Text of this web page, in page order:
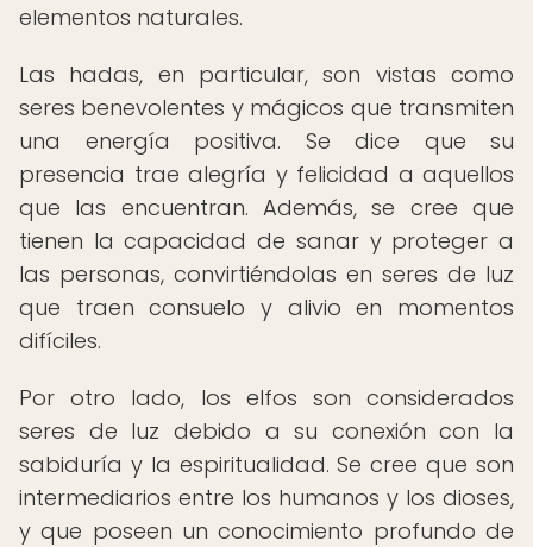
elementos naturales.
Las hadas, en particular, son vistas como
seres benevolentes y mágicos que transmiten
una energía positiva. Se dice que su
presencia trae alegría y felicidad a aquellos
que las encuentran. Además, se cree que
tienen la capacidad de sanar y proteger a
las personas, convirtiéndolas en seres de luz
que traen consuelo y alivio en momentos
difíciles.
Por otro lado, los elfos son considerados
seres de luz debido a su conexión con la
sabiduría y la espiritualidad. Se cree que son
intermediarios entre los humanos y los dioses,
y que poseen un conocimiento profundo de